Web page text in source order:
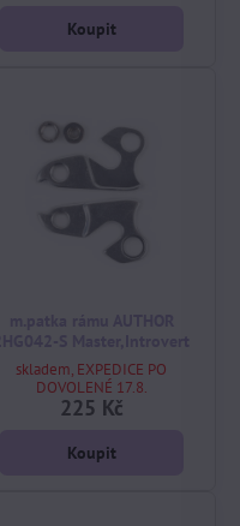
Koupit
skladem, EXPEDICE PO
DOVOLENÉ 17.8.
225 Kč
Koupit